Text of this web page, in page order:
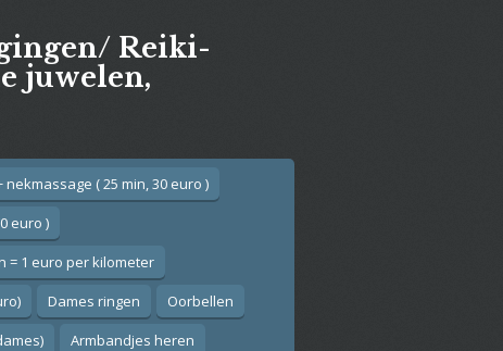
Reiki-
juwelen,
nekmassage ( 25 min, 30 euro )
euro )
= 1 euro per kilometer
Dames ringen
Oorbellen
Armbandjes heren